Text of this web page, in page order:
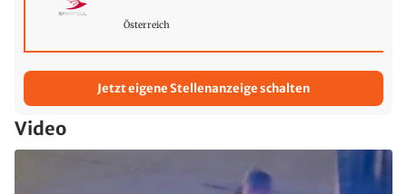
Österreich
Jetzt eigene Stellenanzeige schalten
Video